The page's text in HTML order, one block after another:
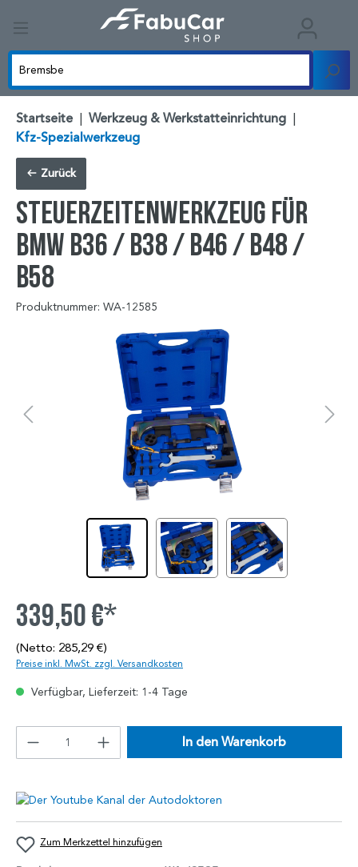
Startseite | Werkzeug & Werkstatteinrichtung |
Kfz-Spezialwerkzeug
Zurück
Steuerzeitenwerkzeug für
BMW B36 / B38 / B46 / B48 /
B58
Produktnummer: WA-12585
339,50 €*
(Netto: 285,29 €)
Preise inkl. MwSt. zzgl. Versandkosten
Verfügbar, Lieferzeit: 1-4 Tage
In den Warenkorb
Zum Merkzettel hinzufügen